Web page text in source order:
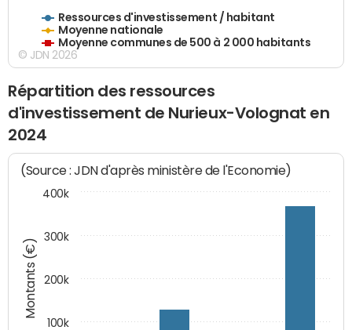
Ressources d'investissement / habitant
Moyenne nationale
Moyenne communes de 500 à 2 000 habitants
© JDN 2026
Répartition des ressources
d'investissement de Nurieux-Volognat en
2024
Montants (€)
(Source : JDN d'après ministère de l'Economie)
100k
200k
300k
400k